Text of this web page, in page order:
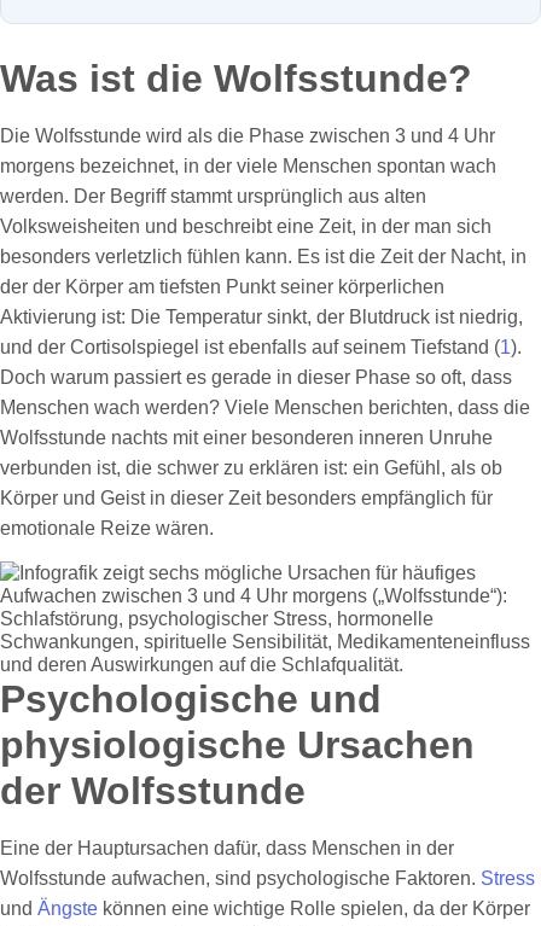
Was ist die Wolfsstunde?
Die Wolfsstunde wird als die Phase zwischen 3 und 4 Uhr
morgens bezeichnet, in der viele Menschen spontan wach
werden. Der Begriff stammt ursprünglich aus alten
Volksweisheiten und beschreibt eine Zeit, in der man sich
besonders verletzlich fühlen kann. Es ist die Zeit der Nacht, in
der der Körper am tiefsten Punkt seiner körperlichen
Aktivierung ist: Die Temperatur sinkt, der Blutdruck ist niedrig,
und der Cortisolspiegel ist ebenfalls auf seinem Tiefstand (1).
Doch warum passiert es gerade in dieser Phase so oft, dass
Menschen wach werden? Viele Menschen berichten, dass die
Wolfsstunde nachts mit einer besonderen inneren Unruhe
verbunden ist, die schwer zu erklären ist: ein Gefühl, als ob
Körper und Geist in dieser Zeit besonders empfänglich für
emotionale Reize wären.
Psychologische und
physiologische Ursachen
der Wolfsstunde
Eine der Hauptursachen dafür, dass Menschen in der
Wolfsstunde aufwachen, sind psychologische Faktoren. Stress
und Ängste können eine wichtige Rolle spielen, da der Körper